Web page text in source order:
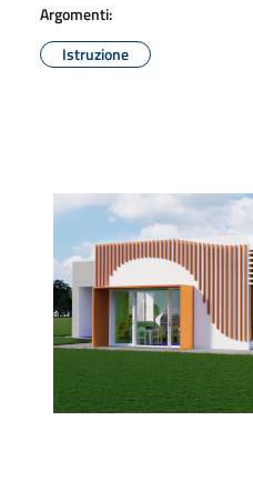
Argomenti:
Istruzione